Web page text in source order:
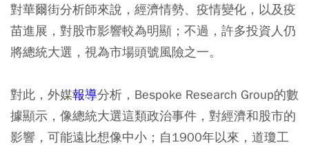
對華爾街分析師來說，經濟情勢、疫情變化，以及疫
苗進展，對股市影響較為明顯；不過，許多投資人仍
將總統大選，視為市場頭號風險之一。
對此，外媒報導分析，Bespoke Research Group的數
據顯示，像總統大選這類政治事件，對經濟和股市的
影響，可能遠比想像中小；自1900年以來，道瓊工